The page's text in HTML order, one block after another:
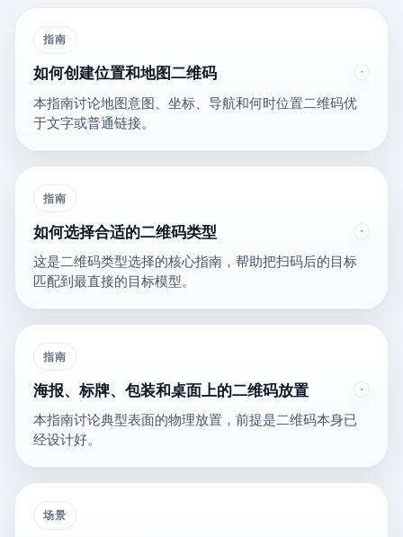
指南
如何创建位置和地图二维码
本指南讨论地图意图、坐标、导航和何时位置二维码优
于文字或普通链接。
指南
如何选择合适的二维码类型
这是二维码类型选择的核心指南，帮助把扫码后的目标
匹配到最直接的目标模型。
指南
海报、标牌、包装和桌面上的二维码放置
本指南讨论典型表面的物理放置，前提是二维码本身已
经设计好。
场景